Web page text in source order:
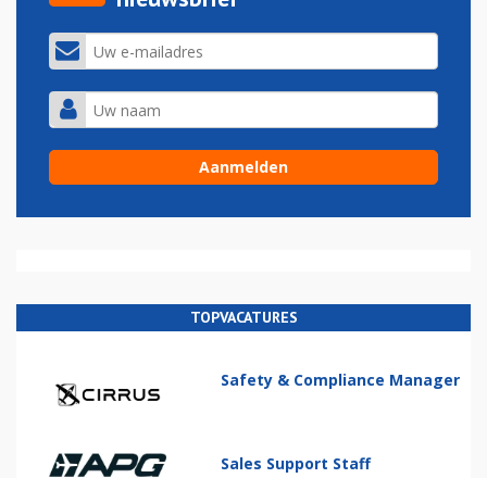
TOPVACATURES
Safety & Compliance Manager
Sales Support Staff